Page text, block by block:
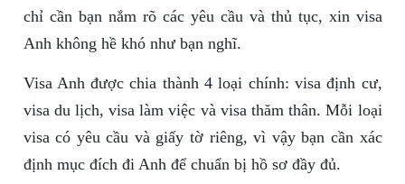
chỉ cần bạn nắm rõ các yêu cầu và thủ tục, xin visa
Anh không hề khó như bạn nghĩ.
Visa Anh được chia thành 4 loại chính: visa định cư,
visa du lịch, visa làm việc và visa thăm thân. Mỗi loại
visa có yêu cầu và giấy tờ riêng, vì vậy bạn cần xác
định mục đích đi Anh để chuẩn bị hồ sơ đầy đủ.